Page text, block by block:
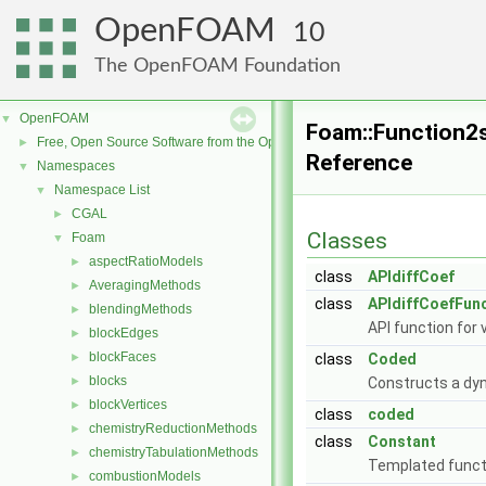
OpenFOAM 10
The OpenFOAM Foundation
▼ OpenFOAM
► Free, Open Source Software from the OpenFOAM Foundation
▼ Namespaces
▼ Namespace List
► CGAL
▼ Foam
► aspectRatioModels
► AveragingMethods
► blendingMethods
► blockEdges
► blockFaces
► blocks
► blockVertices
► chemistryReductionMethods
► chemistryTabulationMethods
► combustionModels
Reference
Classes
class
APIdiffCoef
class
API function for
class
Coded
Constructs a
class
coded
class
Constant
Templated